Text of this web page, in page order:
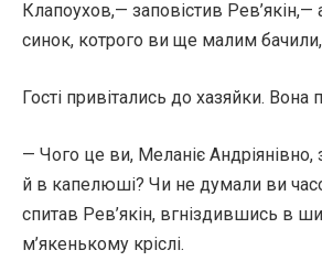
Клапоухов,— заповістив
синок, котрого ви ще малим
Гості привітались до хазяйки. Вона
— Чого це ви, Меланіє Андріянівно,
й в капелюші? Чи не думали ви
спитав Рев’якін, вгніздившись в
м’якенькому кріслі.